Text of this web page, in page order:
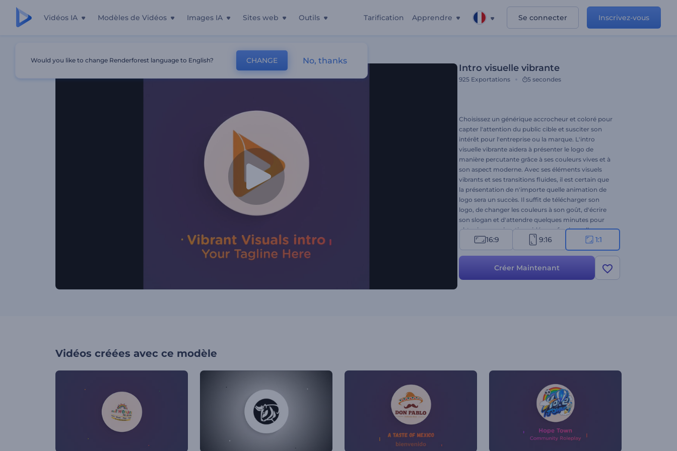
Vidéos IA Modèles de Vidéos Images IA Sites web Outils Tarification Apprendre Se connecter Inscrivez-vous
Intro visuelle vibrante
925 Exportations 5 secondes
Choisissez un générique accrocheur et coloré pour
capter l'attention du public cible et susciter son
intérêt pour l'entreprise ou la marque. L'intro
visuelle vibrante aidera à présenter le logo de
manière percutante grâce à ses couleurs vives et à
son aspect moderne. Avec ses éléments visuels
vibrants et ses transitions fluides, il est certain que
la présentation de n'importe quelle animation de
logo sera un succès. Il suffit de télécharger son
logo, de changer les couleurs à son goût, d'écrire
son slogan et d'attendre quelques minutes pour
obtenir une animation vidéo professionnelle.
Parfaitement adapté aux entreprises de l'industrie
du divertissement, aux restaurants, aux marques
de vêtements pour enfants, et bien plus encore.
Essaie-le maintenant !
16:9 9:16 1:1
Créer Maintenant
Vidéos créées avec ce modèle
Would you like to change Renderforest language to English? CHANGE No, thanks